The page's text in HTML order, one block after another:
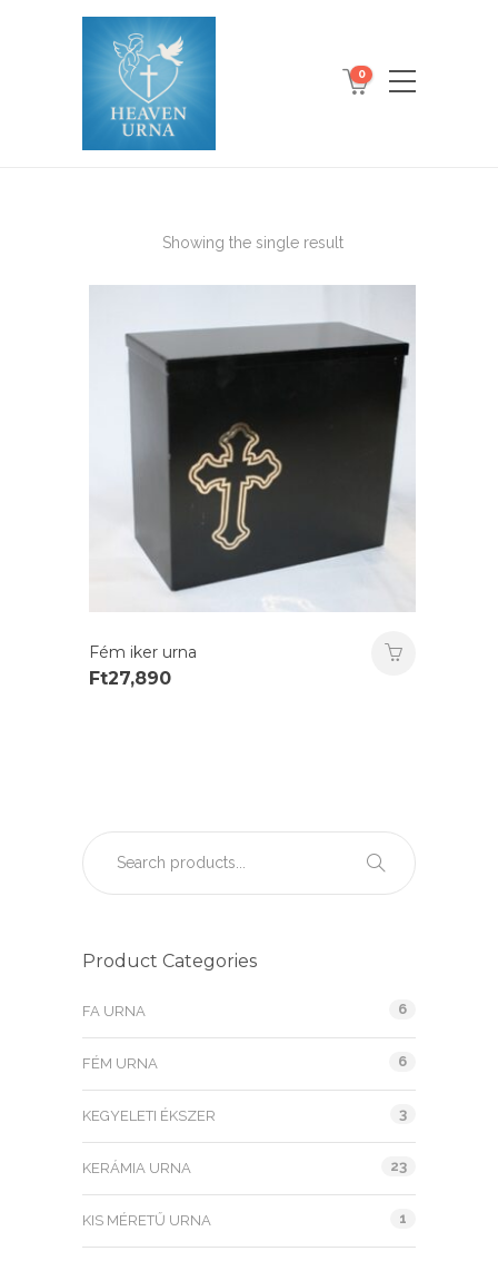
0
Showing the single result
Fém iker urna
Ft27,890
Product Categories
FA URNA 6
FÉM URNA 6
KEGYELETI ÉKSZER 3
KERÁMIA URNA 23
KIS MÉRETŰ URNA 1